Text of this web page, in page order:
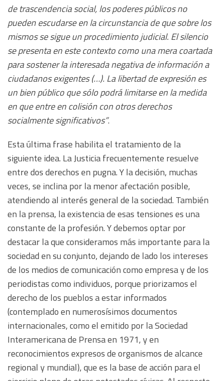
de trascendencia social, los poderes públicos no
pueden escudarse en la circunstancia de que sobre los
mismos se sigue un procedimiento judicial. El silencio
se presenta en este contexto como una mera coartada
para sostener la interesada negativa de información a
ciudadanos exigentes (…). La libertad de expresión es
un bien público que sólo podrá limitarse en la medida
en que entre en colisión con otros derechos
socialmente significativos”.
Esta última frase habilita el tratamiento de la
siguiente idea. La Justicia frecuentemente resuelve
entre dos derechos en pugna. Y la decisión, muchas
veces, se inclina por la menor afectación posible,
atendiendo al interés general de la sociedad. También
en la prensa, la existencia de esas tensiones es una
constante de la profesión. Y debemos optar por
destacar la que consideramos más importante para la
sociedad en su conjunto, dejando de lado los intereses
de los medios de comunicación como empresa y de los
periodistas como individuos, porque priorizamos el
derecho de los pueblos a estar informados
(contemplado en numerosísimos documentos
internacionales, como el emitido por la Sociedad
Interamericana de Prensa en 1971, y en
reconocimientos expresos de organismos de alcance
regional y mundial), que es la base de acción para el